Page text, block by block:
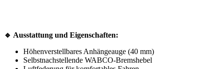
🔹 Ausstattung und Eigenschaften:
Höhenverstellbares Anhängeauge (40 mm)
Selbstnachstellende WABCO-Bremshebel